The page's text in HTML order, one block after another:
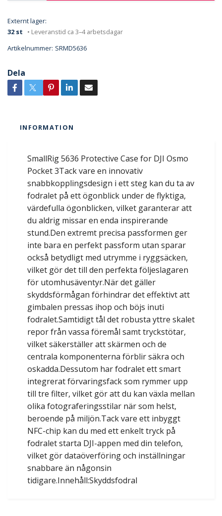
Externt lager:
32 st
• Leveranstid ca 3–4 arbetsdagar
Artikelnummer: SRMD5636
Dela
INFORMATION
SmallRig 5636 Protective Case for DJI Osmo
Pocket 3Tack vare en innovativ
snabbkopplingsdesign i ett steg kan du ta av
fodralet på ett ögonblick under de flyktiga,
värdefulla ögonblicken, vilket garanterar att
du aldrig missar en enda inspirerande
stund.Den extremt precisa passformen ger
inte bara en perfekt passform utan sparar
också betydligt med utrymme i ryggsäcken,
vilket gör det till den perfekta följeslagaren
för utomhusäventyr.När det gäller
skyddsförmågan förhindrar det effektivt att
gimbalen pressas ihop och böjs inuti
fodralet.Samtidigt tål det robusta yttre skalet
repor från vassa föremål samt tryckstötar,
vilket säkerställer att skärmen och de
centrala komponenterna förblir säkra och
oskadda.Dessutom har fodralet ett smart
integrerat förvaringsfack som rymmer upp
till tre filter, vilket gör att du kan växla mellan
olika fotograferingsstilar när som helst,
beroende på miljön.Tack vare ett inbyggt
NFC-chip kan du med ett enkelt tryck på
fodralet starta DJI-appen med din telefon,
vilket gör dataöverföring och inställningar
snabbare än någonsin
tidigare.Innehåll:Skyddsfodral